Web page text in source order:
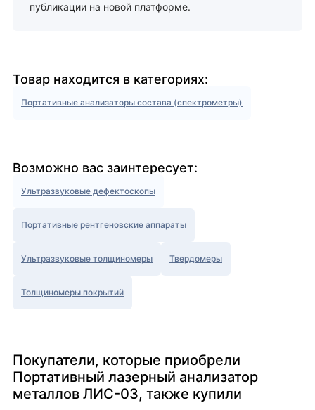
публикации на новой платформе.
Товар находится в категориях:
Портативные анализаторы состава (спектрометры)
Возможно вас заинтересует:
Ультразвуковые дефектоскопы
Портативные рентгеновские аппараты
Ультразвуковые толщиномеры Твердомеры
Толщиномеры покрытий
Покупатели, которые приобрели
Портативный лазерный анализатор
металлов ЛИС-03, также купили